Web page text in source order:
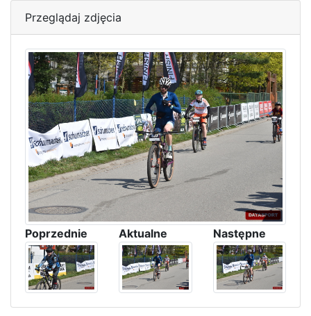
Przeglądaj zdjęcia
Poprzednie Aktualne Następne